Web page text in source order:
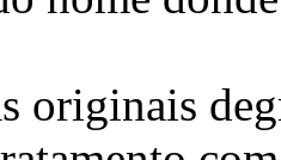
originais